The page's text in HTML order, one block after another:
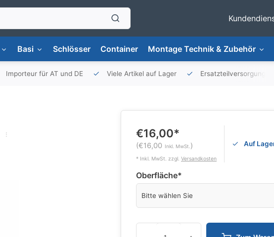
Basi Schlösser Container Montage Technik & Zubehör
Importeur für AT und DE Viele Artikel auf Lager Ersatzteilversorgung
€16,00*
(€16,00 Inkl. MwSt. )
* Inkl. MwSt. zzgl. Versandkosten
Auf
Oberfläche*